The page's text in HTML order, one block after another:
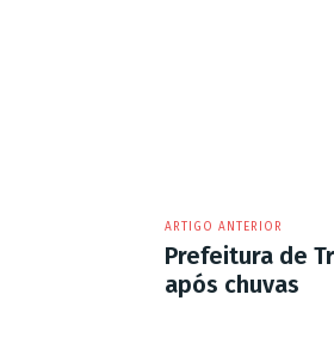
ARTIGO ANTERIOR
Prefeitura de
após chuvas